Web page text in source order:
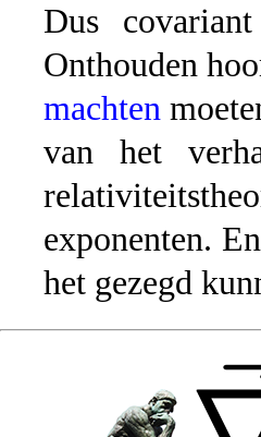
Dus
Onthouden
machten
van het
exponenten.
het gezegd